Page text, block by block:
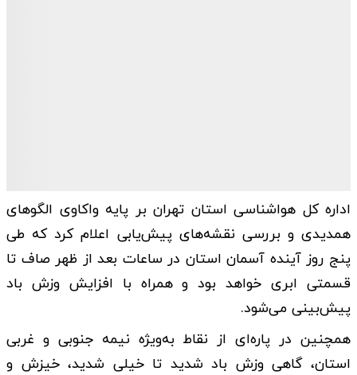
اداره کل هواشناسی استان تهران بر پایه واکاوی الگوهای
همدیدی و بررسی نقشه‌های پیش‌یابی اعلام کرد که طی
پنج روز آینده آسمان استان در ساعات بعد از ظهر صاف تا
قسمتی ابری خواهد بود و همراه با افزایش وزش باد
پیش‌بینی می‌شود.
همچنین در پاره‌ای از نقاط به‌ویژه نیمه جنوبی و غربی
استان، گاهی وزش باد شدید تا خیلی شدید، خیزش و